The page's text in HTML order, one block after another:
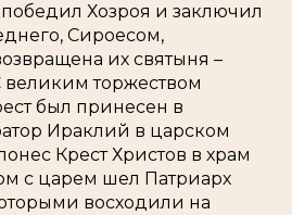
Хозроя и заключил
Сироесом,
их святыня –
великим торжеством
был принесен в
Ираклий в царском
Крест Христов в храм
с царем шел Патриарх
восходили на